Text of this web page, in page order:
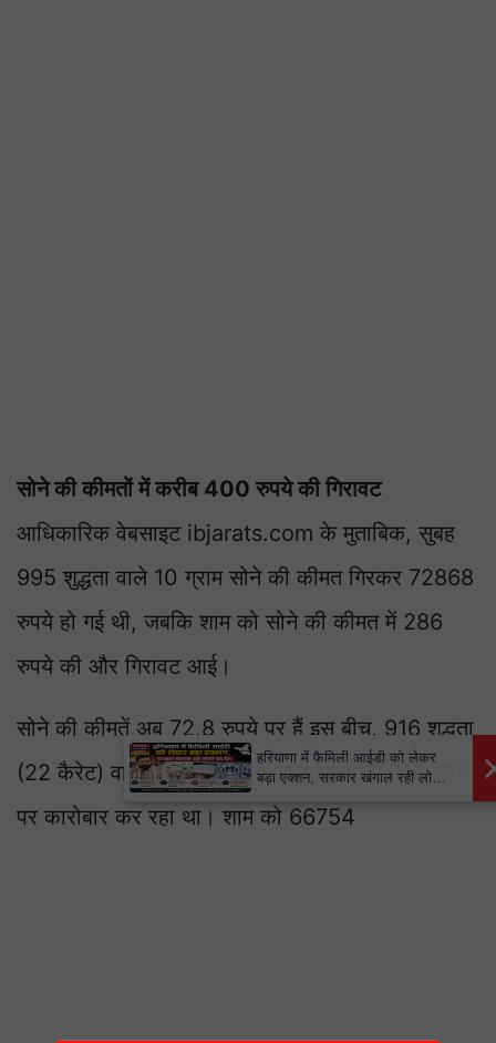
सोने की कीमतों में करीब 400 रुपये की गिरावट
आधिकारिक वेबसाइट ibjarats.com के मुताबिक, सुबह
995 शुद्धता वाले 10 ग्राम सोने की कीमत गिरकर 72868
रुपये हो गई थी, जबकि शाम को सोने की कीमत में 286
रुपये की और गिरावट आई।
सोने की कीमतें अब 72,8 रुपये पर हैं इस बीच, 916 शुद्धता
(22 कैरेट) वाला 10 ग्राम सोना आज सुबह 67,016 रुपये
पर कारोबार कर रहा था। शाम को 66754
×
हरियाणा में फैमिली आईडी को लेकर
बड़ा एक्शन, सरकार खंगाल रही लोगों
का डेटा